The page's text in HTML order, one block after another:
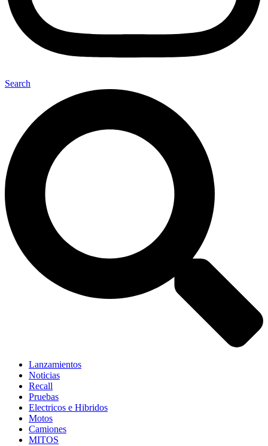
Search
Lanzamientos
Noticias
Recall
Pruebas
Electricos e Hibridos
Motos
Camiones
MITOS